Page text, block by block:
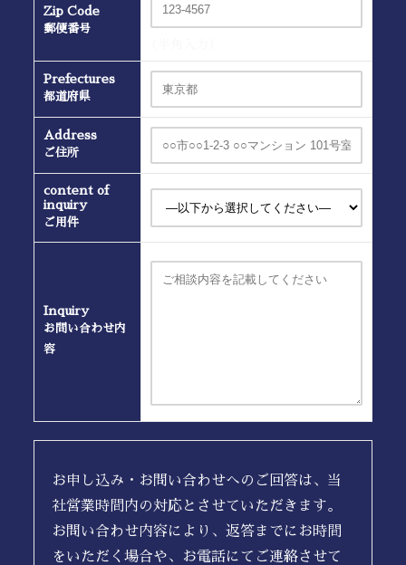
Zip Code
郵便番号
Prefectures
都道府県
Address
ご住所
content of
inquiry
ご用件
Inquiry
お問い合わせ内
容
お申し込み・お問い合わせへのご回答は、当
社営業時間内の対応とさせていただきます。
お問い合わせ内容により、返答までにお時間
をいただく場合や、お電話にてご連絡させて